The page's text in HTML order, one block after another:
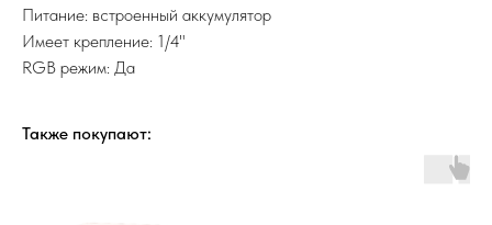
Питание: встроенный аккумулятор
Имеет крепление: 1/4"
RGB режим: Да
Также покупают: